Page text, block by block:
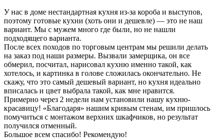
У нас в доме нестандартная кухня из-за короба и выступов,
поэтому готовые кухни (хоть они и дешевле) — это не наш
вариант. Мы с мужем много где были, но не нашли
подходящего варианта.
После всех походов по торговым центрам мы решили делать
на заказ под наши размеры. Вызвали замерщика, он все
обмерил, посчитал, нарисовал кухню именно такой, как
хотелось, и картинка в голове сложилась окончательно. Не
скажу, что это самый дешевый вариант, но кухня идеально
вписалась и цвет выбрала такой, как мне нравится.
Примерно через 2 недели нам установили нашу кухню-
красавицу! «Благодаря» нашим кривым стенам, им пришлось
помучиться с монтажом верхних шкафчиков, но результат
получился отменный.
Большое всем спасибо! Рекомендую!